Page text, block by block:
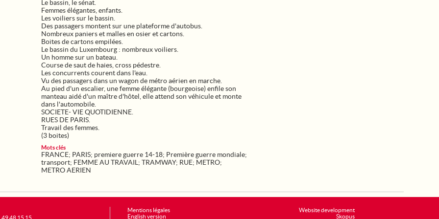
Le bassin, le sénat.
Femmes élégantes, enfants.
Les voiliers sur le bassin.
Des passagers montent sur une plateforme d'autobus.
Nombreux paniers et malles en osier et cartons.
Boites de cartons empilées.
Le bassin du Luxembourg : nombreux voiliers.
Un homme sur un bateau.
Course de saut de haies, cross pédestre.
Les concurrents courent dans l'eau.
Vu des passagers dans un wagon de métro aérien en marche.
Au pied d'un escalier, une femme élégante (bourgeoise) enfile son
manteau aidé d'un maître d'hôtel, elle attend son véhicule et monte
dans l'automobile.
SOCIETE- VIE QUOTIDIENNE.
RUES DE PARIS.
Travail des femmes.
(3 boites)
Mots clés
FRANCE; PARIS; premiere guerre 14-18; Première guerre mondiale;
transport; FEMME AU TRAVAIL ; TRAMWAY; RUE; METRO;
METRO AERIEN
Website development
Skopus
Mentions légales
English version